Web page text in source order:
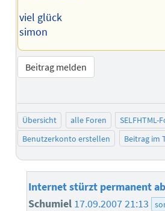
viel glück
simon
Beitrag melden
Übersicht alle Foren SELFHTML-
Benutzerkonto erstellen
Beitrag im
Internet stürzt permanent ab
Schumiel 17.09.2007 21:13